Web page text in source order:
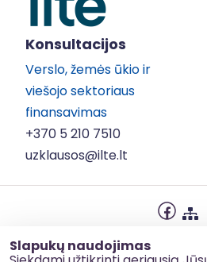
Slapukų naudojimas
Konsultacijos
Verslo, žemės ūkio ir
viešojo sektoriaus
finansavimas
+370 5 210 7510
uzklausos@ilte.lt
Slapukų naudojimas